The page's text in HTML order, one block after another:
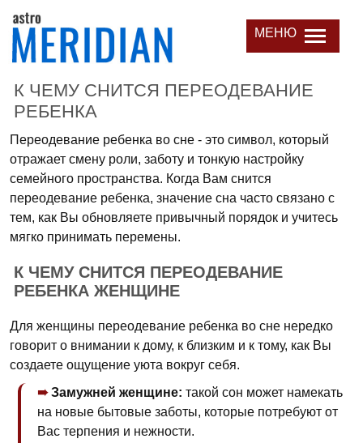
МЕНЮ
К ЧЕМУ СНИТСЯ ПЕРЕОДЕВАНИЕ
РЕБЕНКА
Переодевание ребенка во сне - это символ, который
отражает смену роли, заботу и тонкую настройку
семейного пространства. Когда Вам снится
переодевание ребенка, значение сна часто связано с
тем, как Вы обновляете привычный порядок и учитесь
мягко принимать перемены.
К ЧЕМУ СНИТСЯ ПЕРЕОДЕВАНИЕ
РЕБЕНКА ЖЕНЩИНЕ
Для женщины переодевание ребенка во сне нередко
говорит о внимании к дому, к близким и к тому, как Вы
создаете ощущение уюта вокруг себя.
Замужней женщине: такой сон может намекать
на новые бытовые заботы, которые потребуют от
Вас терпения и нежности.